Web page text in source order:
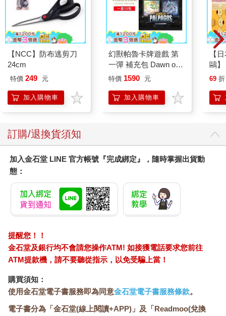
【NCC】防布逃剪刀
24cm
特價 249 元
加入購物車
幻獸帕魯卡牌遊戲 第
一彈 補充包 Dawn of
Palpagos（日文版一
特價 1590 元
加入購物車
【
鷗
(8款
企鵝
69 折
訂購/退換貨須知
加入金石堂 LINE 官方帳號『完成綁定』，隨時掌握出貨動
態：
提醒您！！
金石堂及銀行均不會請您操作ATM! 如接獲電話要求您前往
ATM提款機，請不要聽從指示，以免受騙上當！
購買須知：
使用金石堂電子書服務即為同意金石堂電子書服務條款。
電子書分為「金石堂(線上閱讀+APP)」及「Readmoo(兌換